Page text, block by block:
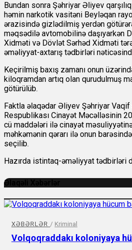
Bundan sonra Şəhriyar Əliyev
həmin narkotik vasitəni Beyləqan
ərazisində gizlədilmiş yerdən
məqsədilə avtomobilinə daşıyarkən
Xidməti və Dövlət Sərhəd Xidməti
əməliyyat-axtarış tədbirləri
Keçirilmiş baxış zamanı onun
kiloqramdan artıq olan qurudulmuş
götürülüb.
Faktla əlaqədar Əliyev Şəhriyar
Respublikası Cinayət Məcəlləsinin
cü maddələri ilə cinayət
məhkəmənin qərarı ilə onun
seçilib.
Hazırda istintaq-əməliyyat tədbirləri
Əlaqəli Xəbərlər
XƏBƏRLƏR / Kriminal
Volqoqraddakı koloniyaya